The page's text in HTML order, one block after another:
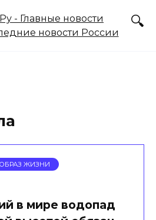
ОБРАЗ ЖИЗНИ
в мире водопад